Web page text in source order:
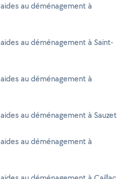
au déménagement à
au déménagement à Saint-
au déménagement à
au déménagement à Sauzet
au déménagement à